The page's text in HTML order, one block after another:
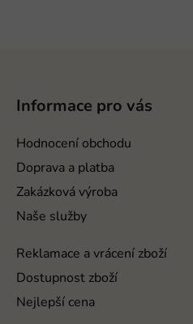
Informace pro vás
Hodnocení obchodu
Doprava a platba
Zakázková výroba
Naše služby
Reklamace a vrácení zboží
Dostupnost zboží
Nejlepší cena